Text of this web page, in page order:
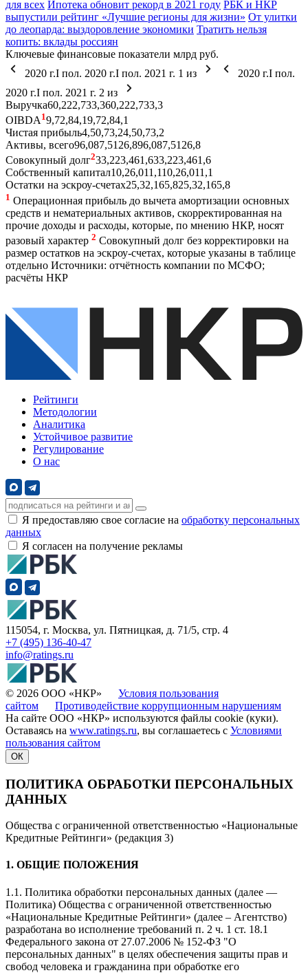
для всех Ипотека обновит рекорд в 2021 году РБК и НКР
выпустили рейтинг «Лучшие регионы для жизни» От улитки
до леопарда: выздоровление экономики Тратить нельзя
копить: вклады россиян
Ключевые финансовые показатели млрд руб.
2020 г.I пол. 2020 г.I пол. 2021 г. 1 из 2020 г.I пол.
2020 г.I пол. 2021 г. 2 из
Выручка60,222,733,360,222,733,3
OIBDA 19,72,84,19,72,84,1
Чистая прибыль4,50,73,24,50,73,2
Активы, всего96,087,5126,896,087,5126,8
Совокупный долг233,223,461,633,223,461,6
Собственный капитал10,26,011,110,26,011,1
Остатки на эскроу-счетах25,32,165,825,32,165,8
1 Операционная прибыль до вычета амортизации основных
средств и нематериальных активов, скорректированная на
прочие доходы и расходы, которые, по мнению НКР, носят
разовый характер 2 Совокупный долг без корректировки на
размер остатков на эскроу-счетах, которые указаны в таблице
отдельно Источники: отчётность компании по МСФО;
расчёты НКР
Рейтинги
Методологии
Аналитика
Устойчивое развитие
Регулирование
О нас
Я предоставляю свое согласие на обработку персональных
данных
Я согласен на получение рекламы
115054, г. Москва, ул. Пятницкая, д. 71/5, стр. 4
+7 (495) 136-40-47
info@ratings.ru
© 2026 ООО «НКР» Условия пользования
сайтом
Противодействие коррупционным нарушениям
На сайте ООО «НКР» используются файлы cookie (куки).
Оставаясь на www.ratings.ru, вы соглашаетесь с Условиями
пользования сайтом
ОК
ПОЛИТИКА ОБРАБОТКИ ПЕРСОНАЛЬНЫХ
ДАННЫХ
Общества с ограниченной ответственностью «Национальные
Кредитные Рейтинги» (редакция 3)
1. ОБЩИЕ ПОЛОЖЕНИЯ
1.1. Политика обработки персональных данных (далее —
Политика) Общества с ограниченной ответственностью
«Национальные Кредитные Рейтинги» (далее – Агентство)
разработана во исполнение требований п. 2 ч. 1 ст. 18.1
Федерального закона от 27.07.2006 № 152-ФЗ "О
персональных данных" в целях обеспечения защиты прав и
свобод человека и гражданина при обработке его